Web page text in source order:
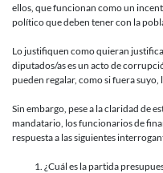
ellos, que funcionan como un
político que deben tener con la
Lo justifiquen como quieran
diputados/as es un acto de
pueden regalar, como si fuera suyo,
Sin embargo, pese a la claridad de
mandatario, los funcionarios de
respuesta a las siguientes
¿Cuál es la partida